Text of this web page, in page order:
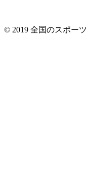
© 2019 全国のスポー